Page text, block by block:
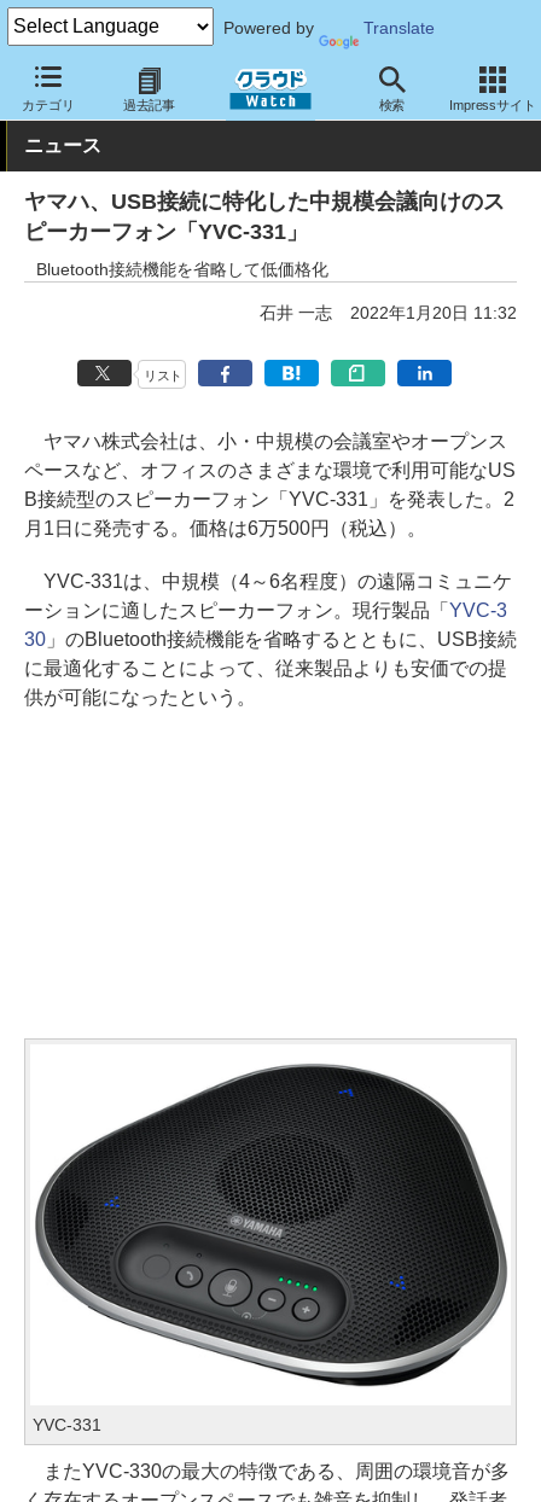
Powered by Translate
カテゴリ 過去記事 検索 Impressサイト
クラウド Watch ハード・インフラ ハードウェア 周辺機器
ニュース
ヤマハ、USB接続に特化した中規模会議向けのス
ピーカーフォン「YVC-331」
Bluetooth接続機能を省略して低価格化
石井 一志 2022年1月20日 11:32
リスト
ヤマハ株式会社は、小・中規模の会議室やオープンス
ペースなど、オフィスのさまざまな環境で利用可能なUS
B接続型のスピーカーフォン「YVC-331」を発表した。2
月1日に発売する。価格は6万500円（税込）。
YVC-331は、中規模（4～6名程度）の遠隔コミュニケ
ーションに適したスピーカーフォン。現行製品「 YVC-3
30」のBluetooth接続機能を省略するとともに、USB接続
に最適化することによって、従来製品よりも安価での提
供が可能になったという。
YVC-331
またYVC-330の最大の特徴である、周囲の環境音が多